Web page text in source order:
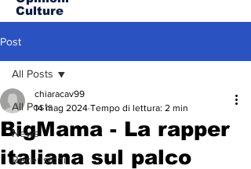
Culture
Post
All Posts
News
Recensioni
All Posts
BigMama - La rapper
italiana sul palco
chiaracav99
14 mag 2024 Tempo di lettura: 2 min